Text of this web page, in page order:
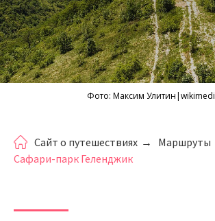
Фото: Максим Улитин
Сайт о путешествиях → Маршруты
Сафари-парк Геленджик